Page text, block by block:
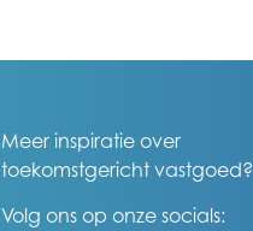
Meer inspiratie over
toekomstgericht vastgoed?
Volg ons op onze socials: